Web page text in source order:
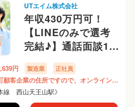
UTエイム株式会社
年収430万円可！
【LINEのみで選考
完結♪】通話面談1回
のみ！社宅家賃
50,000円/月補助あ
り！《ABJO1C》
円 製造業 正社員
顧客企業の住所ですので、オンライン面
！
線 西山天王山駅》